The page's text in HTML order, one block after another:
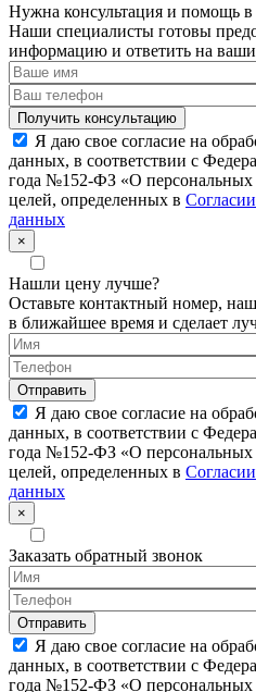
Нужна консультация и помощь в
Наши специалисты готовы
информацию и ответить на
Я даю свое согласие на
данных, в соответствии с
года №152-ФЗ «О персональных
целей, определенных в
данных
×
Нашли цену лучше?
Оставьте контактный номер,
в ближайшее время и сделает
Я даю свое согласие на
данных, в соответствии с
года №152-ФЗ «О персональных
целей, определенных в
данных
×
Заказать обратный звонок
Я даю свое согласие на
данных, в соответствии с
года №152-ФЗ «О персональных